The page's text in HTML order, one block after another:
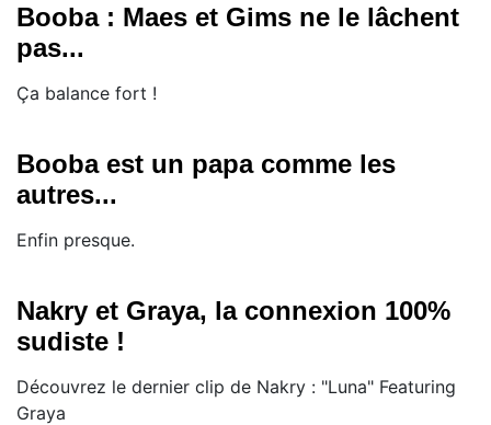
Booba : Maes et Gims ne le lâchent
pas...
Ça balance fort !
Booba est un papa comme les
autres...
Enfin presque.
Nakry et Graya, la connexion 100%
sudiste !
Découvrez le dernier clip de Nakry : "Luna" Featuring
Graya